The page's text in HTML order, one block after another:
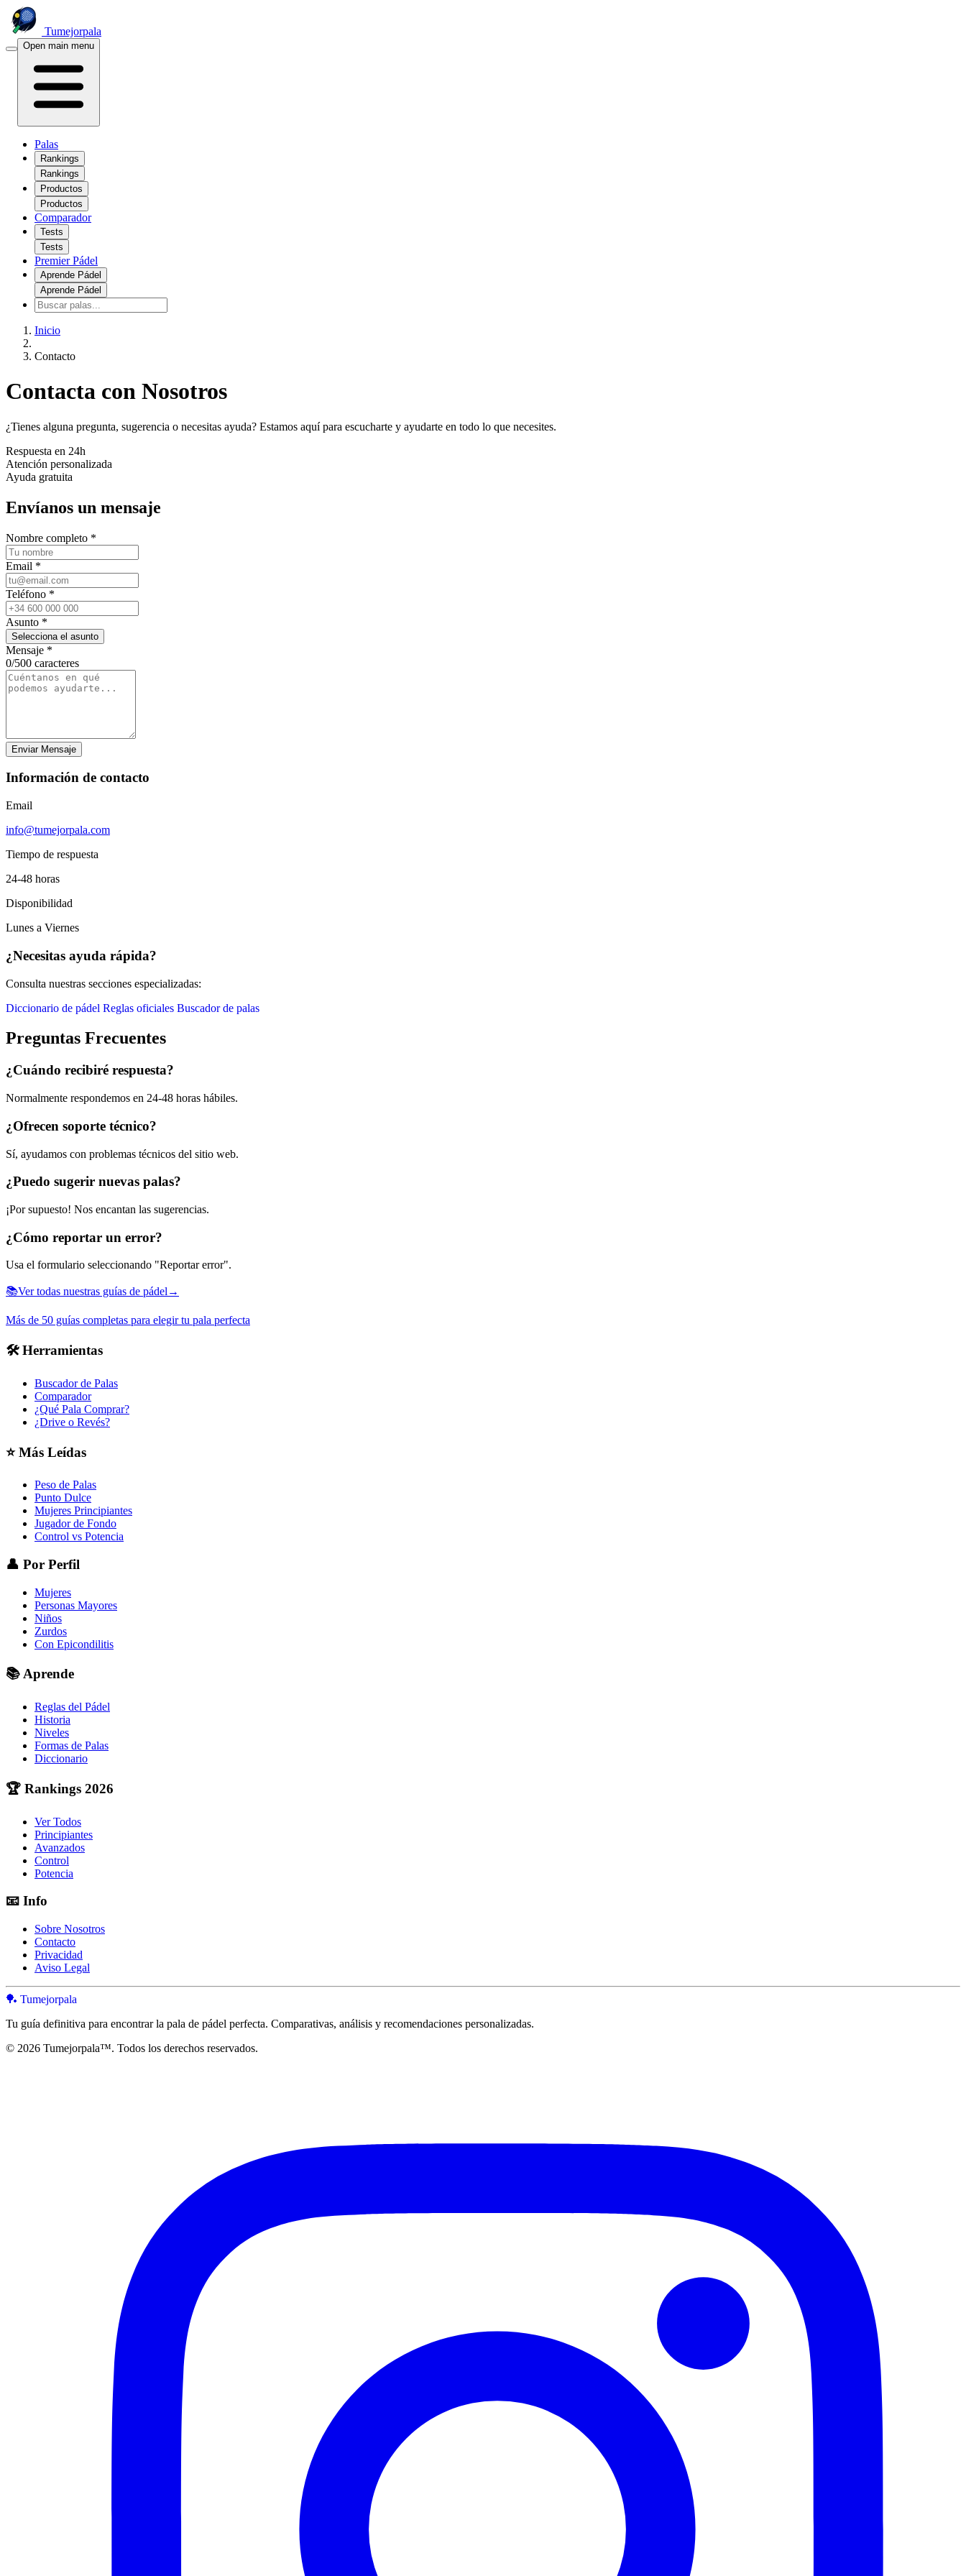
Tumejorpala
Open main menu
Palas
Rankings
Rankings
Productos
Productos
Comparador
Tests
Tests
Premier Pádel
Aprende Pádel
Aprende Pádel
Inicio
Contacto
Contacta con Nosotros
¿Tienes alguna pregunta, sugerencia o necesitas ayuda? Estamos aquí para escucharte y ayudarte en todo lo que necesites.
Respuesta en 24h
Atención personalizada
Ayuda gratuita
Envíanos un mensaje
Nombre completo *
Email *
Teléfono *
Asunto *
Selecciona el asunto
Mensaje *
0/500 caracteres
Enviar Mensaje
Información de contacto
Email
info@tumejorpala.com
Tiempo de respuesta
24-48 horas
Disponibilidad
Lunes a Viernes
¿Necesitas ayuda rápida?
Consulta nuestras secciones especializadas:
Diccionario de pádel Reglas oficiales Buscador de palas
Preguntas Frecuentes
¿Cuándo recibiré respuesta?
Normalmente respondemos en 24-48 horas hábiles.
¿Ofrecen soporte técnico?
Sí, ayudamos con problemas técnicos del sitio web.
¿Puedo sugerir nuevas palas?
¡Por supuesto! Nos encantan las sugerencias.
¿Cómo reportar un error?
Usa el formulario seleccionando "Reportar error".
📚Ver todas nuestras guías de pádel→
Más de 50 guías completas para elegir tu pala perfecta
🛠️Herramientas
Buscador de Palas
Comparador
¿Qué Pala Comprar?
¿Drive o Revés?
⭐Más Leídas
Peso de Palas
Punto Dulce
Mujeres Principiantes
Jugador de Fondo
Control vs Potencia
👤 Por Perfil
Mujeres
Personas Mayores
Niños
Zurdos
Con Epicondilitis
📚Aprende
Reglas del Pádel
Historia
Niveles
Formas de Palas
Diccionario
🏆 Rankings 2026
Ver Todos
Principiantes
Avanzados
Control
Potencia
📧 Info
Sobre Nosotros
Contacto
Privacidad
Aviso Legal
🏓 Tumejorpala
Tu guía definitiva para encontrar la pala de pádel perfecta. Comparativas, análisis y recomendaciones personalizadas.
© 2026 Tumejorpala™. Todos los derechos reservados.